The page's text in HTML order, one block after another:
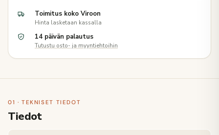
Toimitus koko Viroon
Hinta lasketaan kassalla
14 päivän palautus
Tutustu osto- ja myyntiehtoihin
01 · TEKNISET TIEDOT
Tiedot